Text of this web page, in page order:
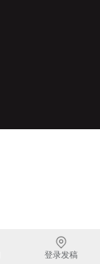
登录发稿